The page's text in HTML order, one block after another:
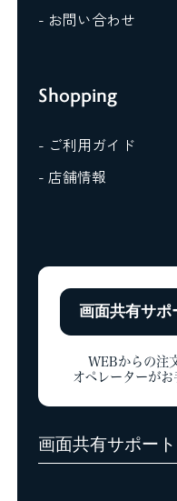
- お問い合わせ
Shopping
- ご利用ガイド
- 店舗情報
画面共有サポ
WEBからの注
オペレーターがお
画面共有サポー